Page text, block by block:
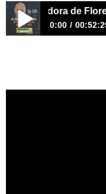
de Flores a
0:00